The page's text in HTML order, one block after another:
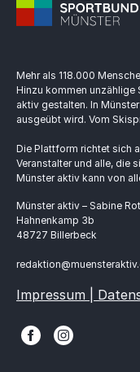
Mehr als 118.000
Hinzu kommen unzählige
aktiv gestalten. In
ausgeübt wird. Vom
Die Plattform richtet sich
Veranstalter und alle, die
Münster aktiv kann von
Münster aktiv – Sabine
Hahnenkamp 3b
48727 Billerbeck
Impressum |